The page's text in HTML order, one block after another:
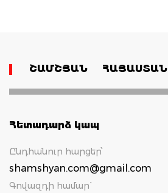
ՇԱՄՇՅԱՆ ՀԱՅԱՍՏԱՆ
Հետադարձ կապ
Ընդհանուր հարցեր՝
shamshyan.com@gmail.com
Գովազդի համար`